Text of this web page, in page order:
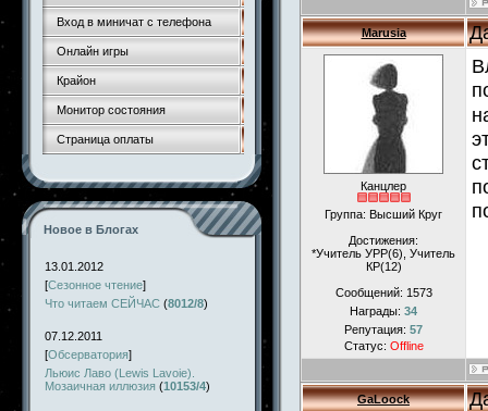
Вход в миничат с телефона
Онлайн игры
Крайон
Монитор состояния
Страница оплаты
Новое в Блогах
13.01.2012
[Сезонное чтение]
Что читаем СЕЙЧАС (8012/8)
07.12.2011
[Обсерватория]
Льюис Лаво (Lewis Lavoie).
Мозаичная иллюзия (10153/4)
Marusia
Канцлер
Группа: Высший Круг
Достижения:
*Учитель УРР(6), Учитель
КР(12)
Сообщений: 1573
Награды: 34
Репутация: 57
Статус: Offline
GaLoock